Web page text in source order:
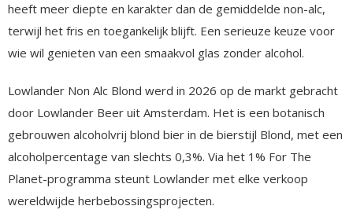
heeft meer diepte en karakter dan de gemiddelde non-alc,
terwijl het fris en toegankelijk blijft. Een serieuze keuze voor
wie wil genieten van een smaakvol glas zonder alcohol.
Lowlander Non Alc Blond werd in 2026 op de markt gebracht
door Lowlander Beer uit Amsterdam. Het is een botanisch
gebrouwen alcoholvrij blond bier in de bierstijl Blond, met een
alcoholpercentage van slechts 0,3%. Via het 1% For The
Planet-programma steunt Lowlander met elke verkoop
wereldwijde herbebossingsprojecten.